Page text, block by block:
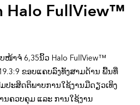
Halo FullView™
ໜ້າຈໍ 6,35ນິ້ວ Halo FullView™
ຂອບແຄບລົງທັງສາມດ້ານ ພື້ນທີ່
ມປະສິດຕິພາບການໃຊ້ງານມືດຽວເທິງ
ນຄວບຄຸມ ແລະ ການໃຊ້ງານ